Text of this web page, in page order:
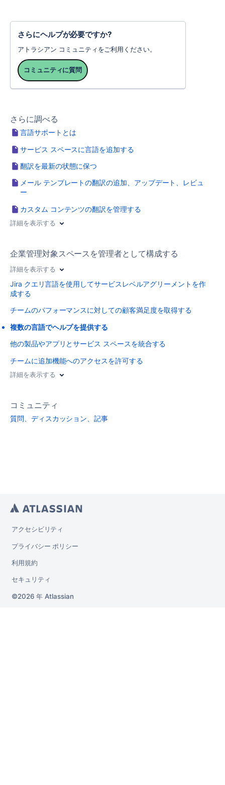
さらにヘルプが必要ですか?
アトラシアン コミュニティをご利用ください。
コミュニティに質問
さらに調べる
言語サポートとは
サービス スペースに言語を追加する
翻訳を最新の状態に保つ
メール テンプレートの翻訳の追加、アップデート、レビュ
ー
カスタム コンテンツの翻訳を管理する
詳細を表示する
企業管理対象スペースを管理者として構成する
詳細を表示する
Jira クエリ言語を使用してサービスレベルアグリーメントを作
成する
チームのパフォーマンスに対しての顧客満足度を取得する
複数の言語でヘルプを提供する
他の製品やアプリとサービス スペースを統合する
チームに追加機能へのアクセスを許可する
詳細を表示する
コミュニティ
質問、ディスカッション、記事
アクセシビリティ
プライバシー ポリシー
利用規約
セキュリティ
2026 年 Atlassian